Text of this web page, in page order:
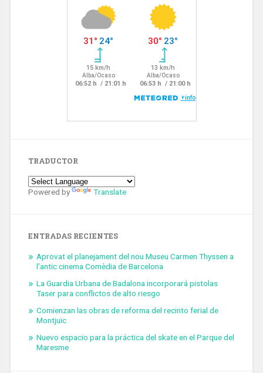
TRADUCTOR
Powered by Translate
ENTRADAS RECIENTES
Aprovat el planejament del nou Museu Carmen Thyssen a
l’antic cinema Comèdia de Barcelona
La Guardia Urbana de Badalona incorporará pistolas
Taser para conflictos de alto riesgo
Comienzan las obras de reforma del recinto ferial de
Montjuïc
Nuevo espacio para la práctica del skate en el Parque del
Maresme